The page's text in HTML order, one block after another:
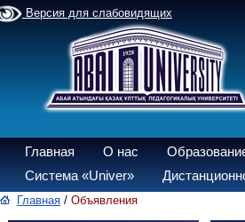
Версия для слабовидящих
Главная О нас
Система «Univer»
Главная / Объявления